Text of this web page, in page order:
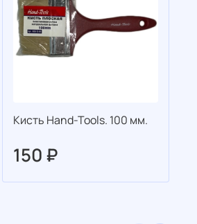
Кисть Hand-Tools. 100 мм.
150 ₽